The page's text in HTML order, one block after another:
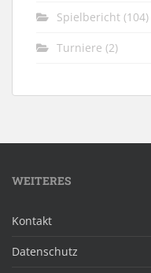
Spielbericht (104)
Turniere (2)
WEITERES
Kontakt
Datenschutz